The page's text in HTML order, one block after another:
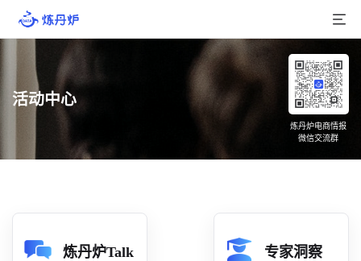
产品介绍
品牌数据
店铺数据
活动中心
炼丹炉电商情报
微信交流群
炼丹炉Talk 专家洞察